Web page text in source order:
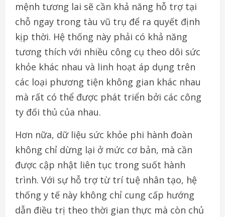
mệnh tương lai sẽ cần khả năng hỗ trợ tại
chỗ ngay trong tàu vũ trụ để ra quyết định
kịp thời. Hệ thống này phải có khả năng
tương thích với nhiều công cụ theo dõi sức
khỏe khác nhau và linh hoạt áp dụng trên
các loại phương tiện không gian khác nhau
mà rất có thể được phát triển bởi các công
ty đối thủ của nhau.
Hơn nữa, dữ liệu sức khỏe phi hành đoàn
không chỉ dừng lại ở mức cơ bản, mà cần
được cập nhật liên tục trong suốt hành
trình. Với sự hỗ trợ từ trí tuệ nhân tạo, hệ
thống y tế này không chỉ cung cấp hướng
dẫn điều trị theo thời gian thực mà còn chủ